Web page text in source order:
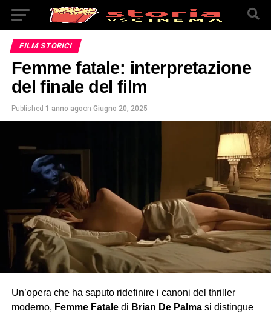
FILM STORICI
Femme fatale: interpretazione
del finale del film
Published 1 anno agoon Giugno 20, 2025
Un’opera che ha saputo ridefinire i canoni del thriller
moderno, Femme Fataledi Brian De Palmasi distingue